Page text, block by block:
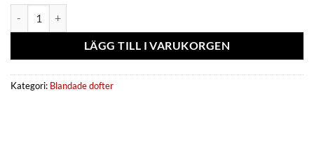
LÄGG TILL I VARUKORGEN
Kategori: Blandade dofter